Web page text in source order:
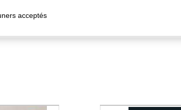
acceptés